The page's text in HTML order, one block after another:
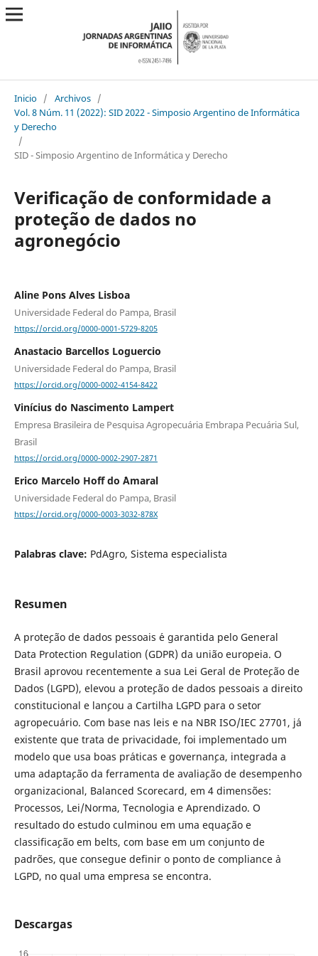
Inicio / Archivos /
Vol. 8 Núm. 11 (2022): SID 2022 - Simposio Argentino de Informática
y Derecho
/
SID - Simposio Argentino de Informática y Derecho
Verificação de conformidade a
proteção de dados no
agronegócio
Aline Pons Alves Lisboa
Universidade Federal do Pampa, Brasil
https://orcid.org/0000-0001-5729-8205
Anastacio Barcellos Loguercio
Universidade Federal do Pampa, Brasil
https://orcid.org/0000-0002-4154-8422
Vinícius do Nascimento Lampert
Empresa Brasileira de Pesquisa Agropecuária Embrapa Pecuária Sul,
Brasil
https://orcid.org/0000-0002-2907-2871
Erico Marcelo Hoff do ´Amaral
Universidade Federal do Pampa, Brasil
https://orcid.org/0000-0003-3032-878X
Palabras clave: PdAgro, Sistema especialista
Resumen
A prote¸c˜ao de dados pessoais ´e garantida pelo General
Data Protection Regulation (GDPR) da uni˜ao europeia. O
Brasil aprovou recentemente a sua Lei Geral de Prote¸c˜ao de
Dados (LGPD), elevou a prote¸c˜ao de dados pessoais a direito
constitucional e lan¸cou a Cartilha LGPD para o setor
agropecu´ario. Com base nas leis e na NBR ISO/IEC 27701, j´a
existente que trata de privacidade, foi implementado um
modelo que usa boas pr´aticas e governan¸ca, integrada a
uma adapta¸c˜ao da ferramenta de avalia¸c˜ao de desempenho
organizacional, Balanced Scorecard, em 4 dimens˜oes:
Processos, Lei/Norma, Tecnologia e Aprendizado. O
resultado do estudo culminou em uma equa¸c˜ao e
classifica¸c˜ao em belts, com base em um conjunto de
padr˜oes, que consegue definir o ponto de compliance `a
LGPD, no qual uma empresa se encontra.
Descargas